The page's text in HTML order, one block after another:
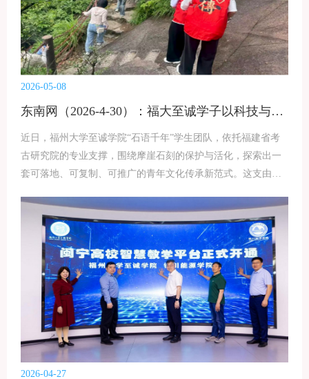
的，是许多老人感到的情感孤独。一部相机、一次拍摄，或许
能为老人留住美好，也为邻里搭建一个交流的平台。项目并非
一帆风顺。起初部分老人拘谨、不愿出镜，志愿者们便化身“唠
嗑能手”，用拉家常的方式引导；现场冲洗装框流程耗时，团队
便优化分工，增设拍摄、冲印、装框等岗位提升效率，并在等
凡瞬间。一位独居爷爷接过装裱好的照片，久久凝视后说：“好
久没有人这么认真给我拍一张照片了。”一句话，让在场志愿者
感到特别值，“拍下的不只是影像，更是被看见、被重视
2026-05-08
东南网（2026-4-30）：福大至诚学子以科技与人文激活摩崖石刻“活态传承”
近日，福州大学至诚学院“石语千年”学生团队，依托福建省考
古研究院的专业支撑，围绕摩崖石刻的保护与活化，探索出一
套可落地、可复制、可推广的青年文化传承新范式。这支由多
话”。摩崖石刻是镌刻在山石上的文明年轮，却长期面临字迹风
化、释读困难、传播不足、传承模式固化等现实困境。2025年4
月，团队启动鼓山摩崖石刻田野调查，5月“闽派文化基因解码
与叙事重构”项目获省级创新训练立项，6月其子课题“石语千
年：传统石刻的现代活化技术”被纳入福建省考古研究院“天涯
共此‘石’”全信息解决方案，获得专业技术指导与学术支持。截
至目前，团队已完成鼓山、乌山、冶山春秋园等700余处石刻的
采集与考据，搭建起权威完整的石刻文化数据库。通过多学科
协作与史料互证，团队破解古文解读壁垒，将晦涩碑文转化为
通俗易懂的讲解内容，完成文化内容的首次活化转化。为推动
2026-04-27